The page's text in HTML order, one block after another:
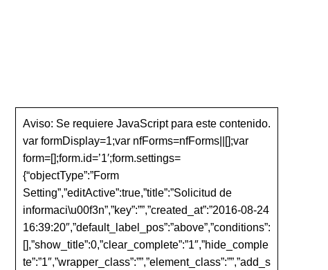
Aviso: Se requiere JavaScript para este contenido.
var formDisplay=1;var nfForms=nfForms||[];var
form=[];form.id=’1′;form.settings=
{“objectType”:”Form
Setting”,”editActive”:true,”title”:”Solicitud de
informaci\u00f3n”,”key”:””,”created_at”:”2016-08-24
16:39:20″,”default_label_pos”:”above”,”conditions”:
[],”show_title”:0,”clear_complete”:”1″,”hide_comple
te”:”1″,”wrapper_class”:””,”element_class”:””,”add_s